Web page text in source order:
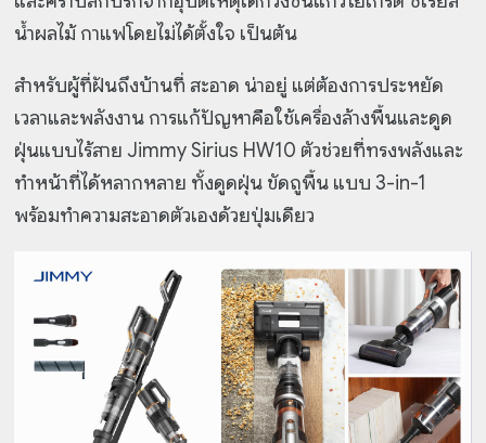
น้ำผลไม้ กาแฟโดยไม่ได้ตั้งใจ เป็นต้น
สำหรับผู้ที่ฝันถึงบ้านที่ สะอาด น่าอยู่ แต่ต้องการประหยัด
เวลาและพลังงาน การแก้ปัญหาคือใช้เครื่องล้างพื้นและดูด
ฝุ่นแบบไร้สาย Jimmy Sirius HW10 ตัวช่วยที่ทรงพลังและ
ทำหน้าที่ได้หลากหลาย ทั้งดูดฝุ่น ขัดถูพื้น แบบ 3-in-1
พร้อมทำความสะอาดตัวเองด้วยปุ่มเดียว